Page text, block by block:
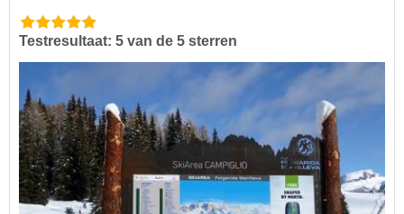
Testresultaat: 5 van de 5 sterren